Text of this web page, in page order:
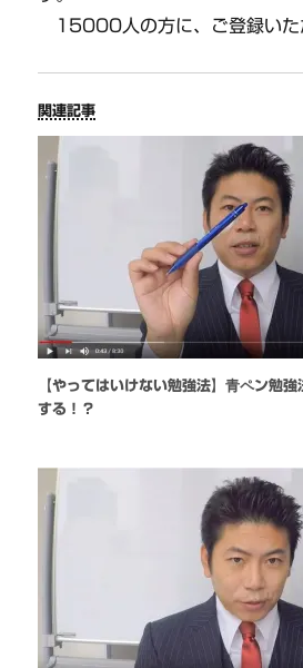
15000人の方に、ご登録いた
関連記事
【やってはいけない勉強法】青ペン勉
する！？